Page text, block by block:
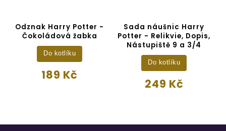
Odznak Harry Potter -
Čokoládová žabka
189 Kč
Do kotlíku
Sada náušnic Harry
Potter - Relikvie, Dopis,
Nástupiště 9 a 3/4
249 Kč
Do kotlíku